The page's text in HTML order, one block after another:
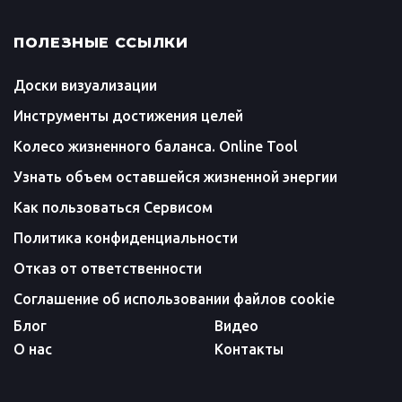
ПОЛЕЗНЫЕ ССЫЛКИ
Доски визуализации
Инструменты достижения целей
Колесо жизненного баланса. Online Tool
Узнать объем оставшейся жизненной энергии
Как пользоваться Сервисом
Политика конфиденциальности
Отказ от ответственности
Соглашение об использовании файлов cookie
Блог
Видео
О нас
Контакты